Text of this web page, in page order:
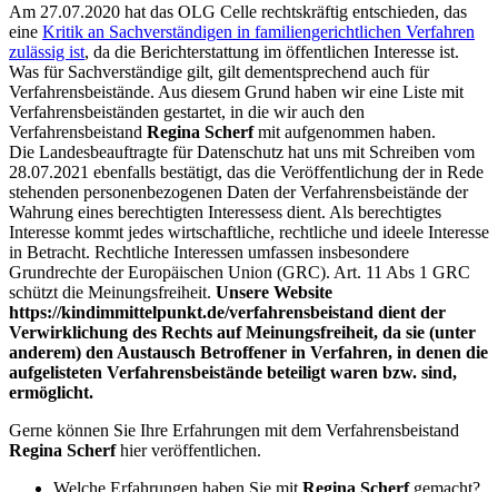
Am 27.07.2020 hat das OLG Celle rechtskräftig entschieden, das
eine Kritik an Sachverständigen in familiengerichtlichen Verfahren
zulässig ist, da die Berichterstattung im öffentlichen Interesse ist.
Was für Sachverständige gilt, gilt dementsprechend auch für
Verfahrensbeistände. Aus diesem Grund haben wir eine Liste mit
Verfahrensbeiständen gestartet, in die wir auch den
Verfahrensbeistand Regina Scherfmit aufgenommen haben.
Die Landesbeauftragte für Datenschutz hat uns mit Schreiben vom
28.07.2021 ebenfalls bestätigt, das die Veröffentlichung der in Rede
stehenden personenbezogenen Daten der Verfahrensbeistände der
Wahrung eines berechtigten Interessess dient. Als berechtigtes
Interesse kommt jedes wirtschaftliche, rechtliche und ideele Interesse
in Betracht. Rechtliche Interessen umfassen insbesondere
Grundrechte der Europäischen Union (GRC). Art. 11 Abs 1 GRC
schützt die Meinungsfreiheit. Unsere Website
https://kindimmittelpunkt.de/verfahrensbeistand dient der
Verwirklichung des Rechts auf Meinungsfreiheit, da sie (unter
anderem) den Austausch Betroffener in Verfahren, in denen die
aufgelisteten Verfahrensbeistände beteiligt waren bzw. sind,
ermöglicht.
Gerne können Sie Ihre Erfahrungen mit dem Verfahrensbeistand
Regina Scherfhier veröffentlichen.
Welche Erfahrungen haben Sie mit Regina Scherfgemacht?